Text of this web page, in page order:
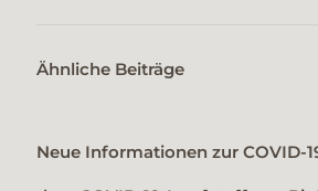
Ähnliche Beiträge
Neue Informationen zur COVID-